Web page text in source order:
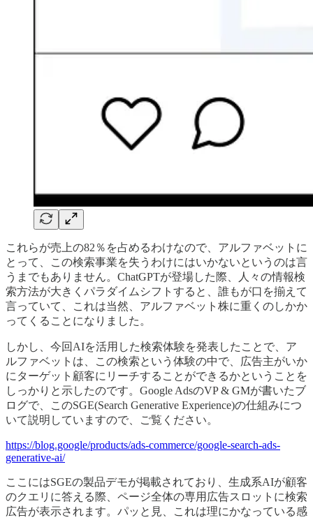
これらが売上の82％を占めるわけなので、アルファベットに
とって、この検索事業を失うわけにはいかないというのは言
うまでもありません。ChatGPTが登場した際、人々の情報検
索方法が大きくパラダイムシフトすると、誰もが口を揃えて
言っていて、これは当然、アルファベット株に重くのしかか
ってくることになりました。
しかし、今回AIを活用した検索体験を発表したことで、ア
ルファベットは、この検索という体験の中で、広告主がいか
にターゲット顧客にリーチすることができるかということを
しっかりと示したのです。Google AdsのVP & GMが書いたブ
ログで、このSGE(Search Generative Experience)の仕組みにつ
いて説明していますので、ご覧ください。
https://blog.google/products/ads-commerce/google-search-ads-
generative-ai/
ここにはSGEの製品デモが掲載されており、生成系AIが顧客
のクエリに答える際、ページ全体の専用広告スロットに検索
広告が表示されます。パッと見、これは理にかなっている感